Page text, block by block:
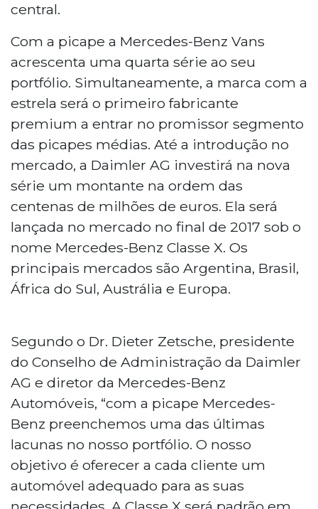
central.
Com a picape a Mercedes-Benz Vans
acrescenta uma quarta série ao seu
portfólio. Simultaneamente, a marca com a
estrela será o primeiro fabricante
premium a entrar no promissor segmento
das picapes médias. Até a introdução no
mercado, a Daimler AG investirá na nova
série um montante na ordem das
centenas de milhões de euros. Ela será
lançada no mercado no final de 2017 sob o
nome Mercedes-Benz Classe X. Os
principais mercados são Argentina, Brasil,
África do Sul, Austrália e Europa.
Segundo o Dr. Dieter Zetsche, presidente
do Conselho de Administração da Daimler
AG e diretor da Mercedes-Benz
Automóveis, “com a picape Mercedes-
Benz preenchemos uma das últimas
lacunas no nosso portfólio. O nosso
objetivo é oferecer a cada cliente um
automóvel adequado para as suas